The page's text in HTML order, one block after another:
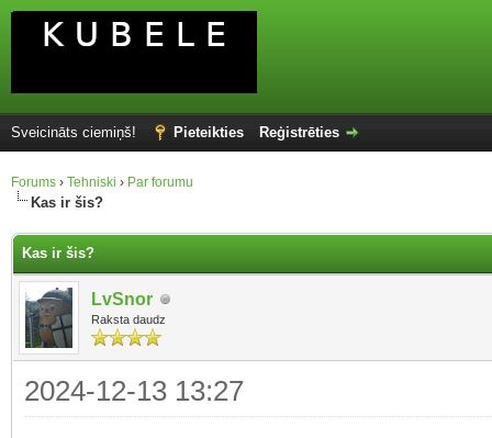
Sveicināts ciemiņš! Pieteikties Reģistrēties
Forums › Tehniski › Par forumu
Kas ir šis?
Kas ir šis?
LvSnor
Raksta daudz
2024-12-13 13:27